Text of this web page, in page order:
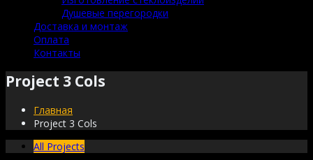
Душевые перегородки
Доставка и монтаж
Оплата
Контакты
Project 3 Cols
Главная
Project 3 Cols
All Projects